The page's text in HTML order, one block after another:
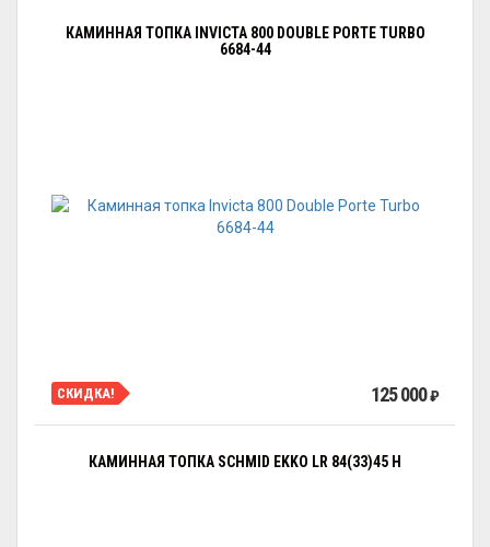
КАМИННАЯ ТОПКА INVICTA 800 DOUBLE PORTE TURBO
6684-44
СКИДКА! 125 000₽
КАМИННАЯ ТОПКА SCHMID EKKO LR 84(33)45 H